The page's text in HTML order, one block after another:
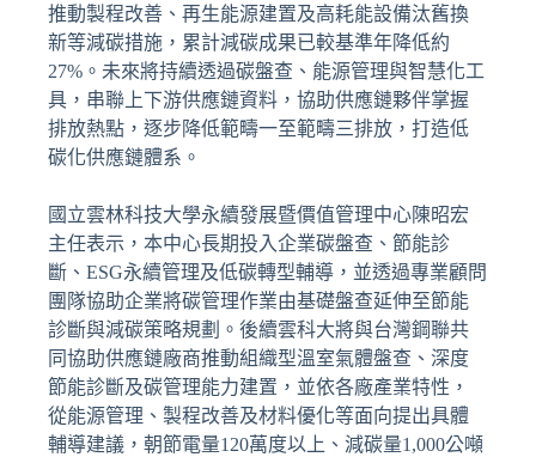
推動製程改善、再生能源建置及高耗能設備汰舊換
新等減碳措施，累計減碳成果已較基準年降低約
27%。未來將持續透過碳盤查、能源管理與智慧化工
具，串聯上下游供應鏈資料，協助供應鏈夥伴掌握
排放熱點，逐步降低範疇一至範疇三排放，打造低
碳化供應鏈體系。
國立雲林科技大學永續發展暨價值管理中心陳昭宏
主任表示，本中心長期投入企業碳盤查、節能診
斷、ESG永續管理及低碳轉型輔導，並透過專業顧問
團隊協助企業將碳管理作業由基礎盤查延伸至節能
診斷與減碳策略規劃。後續雲科大將與台灣鋼聯共
同協助供應鏈廠商推動組織型溫室氣體盤查、深度
節能診斷及碳管理能力建置，並依各廠產業特性，
從能源管理、製程改善及材料優化等面向提出具體
輔導建議，朝節電量120萬度以上、減碳量1,000公噸